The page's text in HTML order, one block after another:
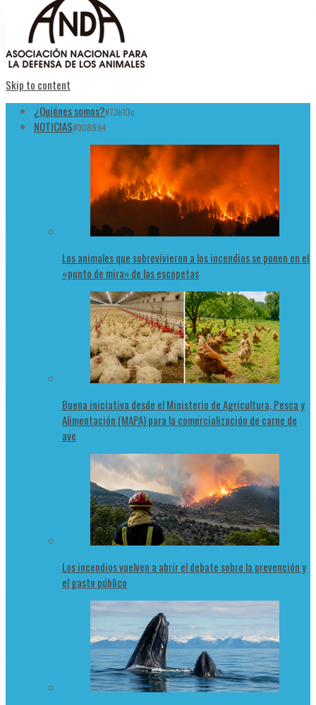
Skip to content
¿Quiénes somos?#73b13c
NOTICIAS#008894
Los animales que sobrevivieron a los incendios se ponen en el
«punto de mira» de las escopetas
Buena iniciativa desde el Ministerio de Agricultura, Pesca y
Alimentación (MAPA) para la comercialización de carne de
ave
Los incendios vuelven a abrir el debate sobre la prevención y
el gasto público